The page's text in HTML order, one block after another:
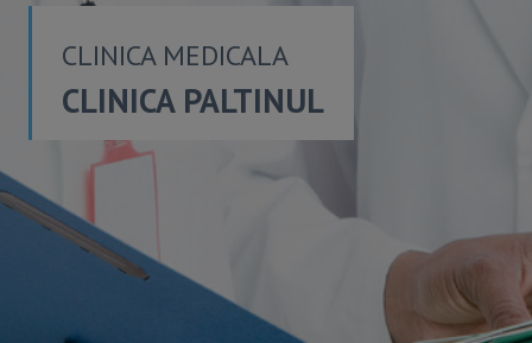
CLINICA MEDICALA
CLINICA PALTINUL